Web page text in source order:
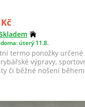
doma: úterý 11.8.
termo ponožky
výpravy,
či běžné nošení během